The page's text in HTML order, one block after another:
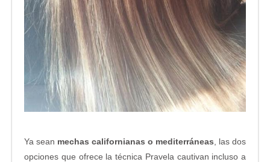
Ya sean mechas californianas o mediterráneas , las dos
opciones que ofrece la técnica Pravela cautivan incluso a